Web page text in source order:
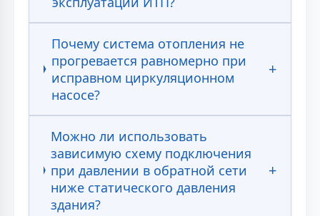
Почему система отопления не
прогревается равномерно при
исправном циркуляционном
насосе?
Можно ли использовать
зависимую схему подключения
при давлении в обратной сети
ниже статического давления
здания?